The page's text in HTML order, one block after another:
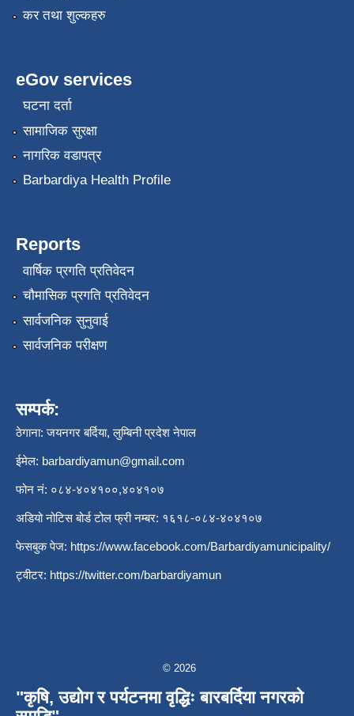
कर तथा शुल्कहरु
eGov services
घटना दर्ता
सामाजिक सुरक्षा
नागरिक वडापत्र
Barbardiya Health Profile
Reports
वार्षिक प्रगति प्रतिवेदन
चौमासिक प्रगति प्रतिवेदन
सार्वजनिक सुनुवाई
सार्वजनिक परीक्षण
सम्पर्क:
ठेगाना: जयनगर बर्दिया, लुम्बिनी प्रदेश नेपाल
ईमेल: barbardiyamun@gmail.com
फोन नं: ०८४-४०४१००,४०४१०७
अडियो नोटिस बोर्ड टोल फ्री नम्बर: १६१८-०८४-४०४१०७
फेसबुक पेज: https://www.facebook.com/Barbardiyamunicipality/
ट्वीटर: https://twitter.com/barbardiyamun
© 2026
"कृषि, उद्योग र पर्यटनमा वृद्धिः बारबर्दिया नगरको